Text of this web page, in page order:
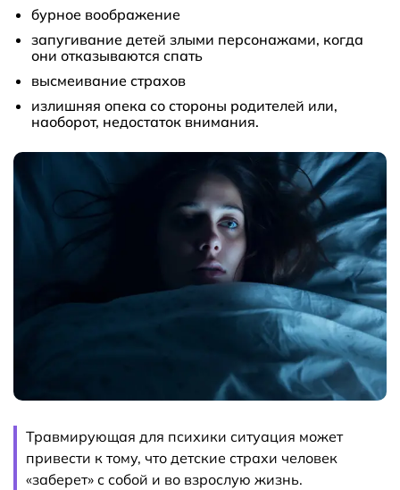
бурное воображение
запугивание детей злыми персонажами, когда
они отказываются спать
высмеивание страхов
излишняя опека со стороны родителей или,
наоборот, недостаток внимания.
Травмирующая для психики ситуация может
привести к тому, что детские страхи человек
«заберет» с собой и во взрослую жизнь.